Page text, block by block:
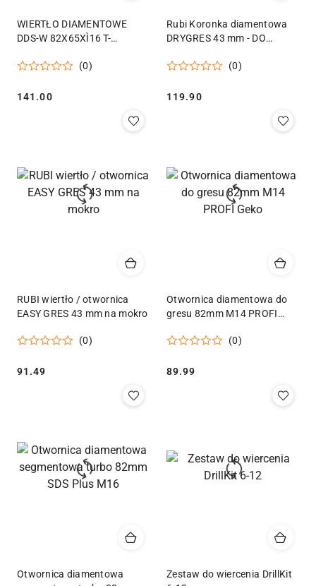
WIERTŁO DIAMENTOWE
DDS-W 82X65XÌ16 T-
(0)
Cena:
141.00
Rubi Koronka diamentowa
DRYGRES 43 mm - DO
(0)
Cena:
119.90
RUBI wiertło / otwornica
EASY GRES 43 mm na mokro
(0)
Cena:
91.49
Otwornica diamentowa do
gresu 82mm M14 PROFI
(0)
Cena:
89.99
Otwornica diamentowa
Zestaw do wiercenia DrillKit